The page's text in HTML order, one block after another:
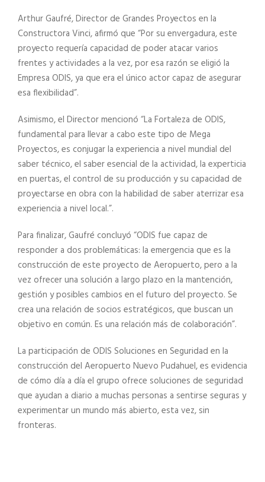
Arthur Gaufré, Director de Grandes Proyectos en la
Constructora Vinci, afirmó que “Por su envergadura, este
proyecto requería capacidad de poder atacar varios
frentes y actividades a la vez, por esa razón se eligió la
Empresa ODIS, ya que era el único actor capaz de asegurar
esa flexibilidad”.
Asimismo, el Director mencionó “La Fortaleza de ODIS,
fundamental para llevar a cabo este tipo de Mega
Proyectos, es conjugar la experiencia a nivel mundial del
saber técnico, el saber esencial de la actividad, la experticia
en puertas, el control de su producción y su capacidad de
proyectarse en obra con la habilidad de saber aterrizar esa
experiencia a nivel local.”.
Para finalizar, Gaufré concluyó “ODIS fue capaz de
responder a dos problemáticas: la emergencia que es la
construcción de este proyecto de Aeropuerto, pero a la
vez ofrecer una solución a largo plazo en la mantención,
gestión y posibles cambios en el futuro del proyecto. Se
crea una relación de socios estratégicos, que buscan un
objetivo en común. Es una relación más de colaboración”.
La participación de ODIS Soluciones en Seguridad en la
construcción del Aeropuerto Nuevo Pudahuel, es evidencia
de cómo día a día el grupo ofrece soluciones de seguridad
que ayudan a diario a muchas personas a sentirse seguras y
experimentar un mundo más abierto, esta vez, sin
fronteras.